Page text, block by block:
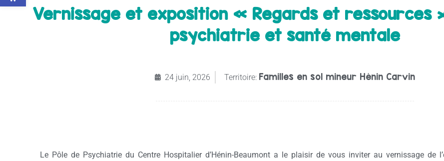
Vernissage et exposition « Regards et ressources
psychiatrie et santé mentale
24 juin, 2026 Territoire: Familles en sol mineur Hénin Carvin
Le Pôle de Psychiatrie du Centre Hospitalier d’Hénin-Beaumont a le plaisir de vous inviter au vernissage de